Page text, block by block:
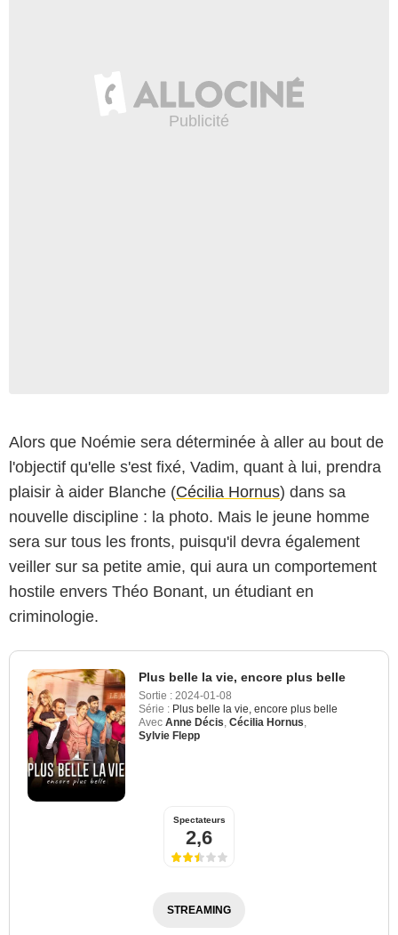
Alors que Noémie sera déterminée à aller au bout de
l'objectif qu'elle s'est fixé, Vadim, quant à lui, prendra
plaisir à aider Blanche (Cécilia Hornus) dans sa
nouvelle discipline : la photo. Mais le jeune homme
sera sur tous les fronts, puisqu'il devra également
veiller sur sa petite amie, qui aura un comportement
hostile envers Théo Bonant, un étudiant en
criminologie.
Plus belle la vie, encore plus belle
Sortie : 2024-01-08
Série : Plus belle la vie, encore plus belle
Avec Anne Décis Cécilia Hornus
Sylvie Flepp
Spectateurs
2,6
STREAMING